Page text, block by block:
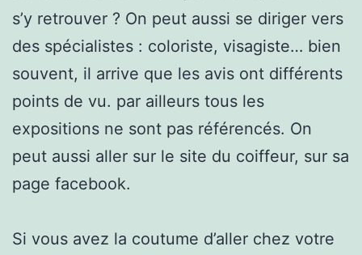
s’y retrouver ? On peut aussi se diriger vers
des spécialistes : coloriste, visagiste… bien
souvent, il arrive que les avis ont différents
points de vu. par ailleurs tous les
expositions ne sont pas référencés. On
peut aussi aller sur le site du coiffeur, sur sa
page facebook.
Si vous avez la coutume d’aller chez votre